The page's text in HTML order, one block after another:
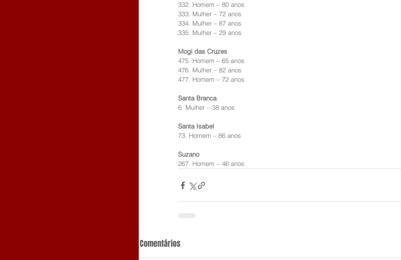
332. Homem – 80 anos
333. Mulher – 72 anos
334. Mulher – 87 anos
335. Mulher – 29 anos
Mogi das Cruzes
475. Homem – 65 anos
476. Mulher – 82 anos
477. Homem – 72 anos
Santa Branca
6. Mulher – 38 anos
Santa Isabel
73. Homem – 86 anos
Suzano
267. Homem – 46 anos
Comentários